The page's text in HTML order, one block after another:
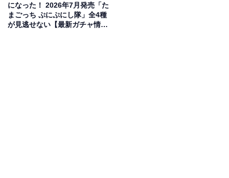
たまごっち めじるしアクセサリー Tamagotchi Paradise（画像出典：バン
になった！ 2026年7月発売「た
まごっち ぷにぷにし隊」全4種
が見逃せない【最新ガチャ情